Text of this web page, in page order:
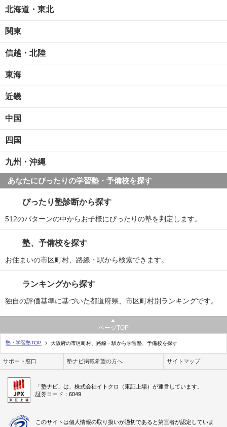
北海道・東北
関東
信越・北陸
東海
近畿
中国
四国
九州・沖縄
あなたにぴったりの学習塾・予備校を探す
ぴったり塾診断から探す
512のパターンの中からお子様にぴったりの塾を判定します。
塾、予備校を探す
お住まいの市区町村、路線・駅から検索できます。
ランキングから探す
独自の評価基準に基づいた都道府県、市区町村別ランキングです。
ページTOP
塾・学習塾TOP 大阪府の市区町村、路線・駅から学習塾、予備校を探す
サポート窓口 塾ナビ掲載希望の方へ サイトマップ
「塾ナビ」は、株式会社イトクロ（東証上場）が運営しています。
証券コード：6049
このサイトは個人情報の取り扱いが適切であると第三者が認定していま